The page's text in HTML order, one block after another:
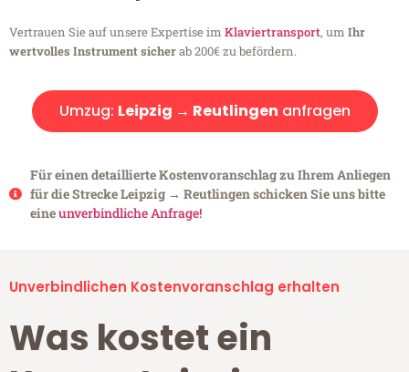
Vertrauen Sie auf unsere Expertise im Klaviertransport, um Ihr
wertvolles Instrument sicherab 200€ zu befördern.
Umzug: Leipzig → Reutlingen anfragen
Für einen detaillierte Kostenvoranschlag zu Ihrem Anliegen
für die Strecke Leipzig → Reutlingen schicken Sie uns bitte
eineunverbindliche Anfrage!
Unverbindlichen Kostenvoranschlag erhalten
Was kostet ein